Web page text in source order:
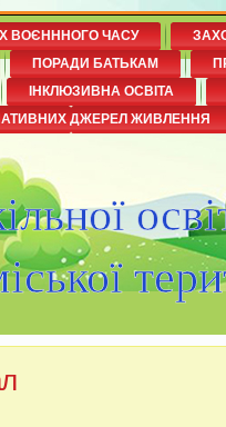
ВОЄНННОГО ЧАСУ
ПОРАДИ БАТЬКАМ
ІНКЛЮЗИВНА ОСВІТА
ДЖЕРЕЛ ЖИВЛЕННЯ